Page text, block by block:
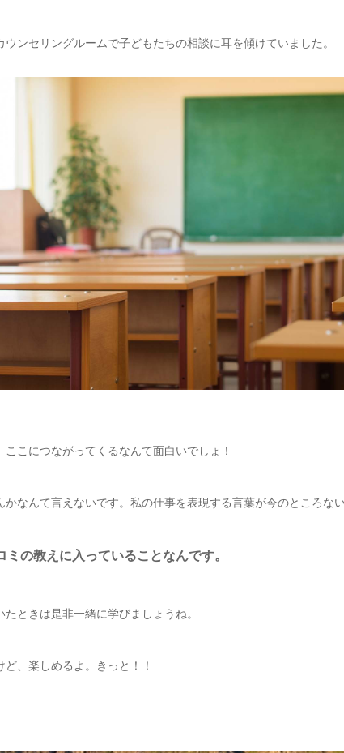
ンセリングルームで子どもたちの相談に耳を傾けていました。
ここにつながってくるなんて面白いでしょ！
かなんて言えないです。私の仕事を表現する言葉が今のところな
の教えに入っていることなんです。
ときは是非一緒に学びましょうね。
ど、楽しめるよ。きっと！！